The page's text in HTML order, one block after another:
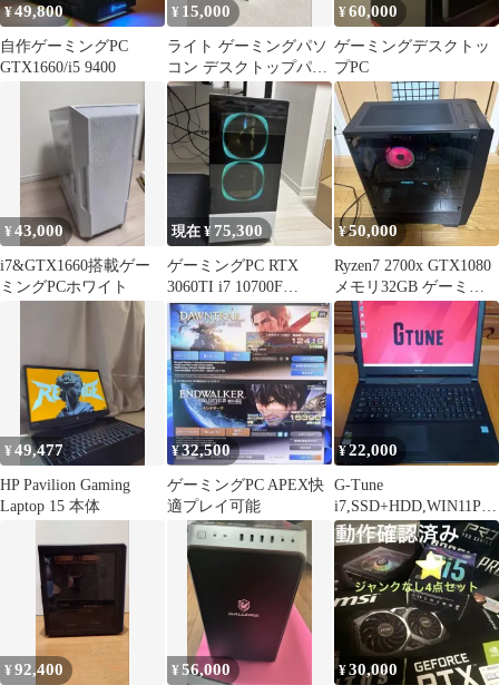
¥49,800
自作ゲーミングPC
GTX1660/i5 9400
¥ 15,000
ライト ゲーミングパソ
コン デスクトップパソ
コン PC
¥60,000
ゲーミングデスクトッ
プPC
¥43,000
i7&GTX1660搭載ゲー
ミングPCホワイト
現在 ¥ 75,300
ゲーミングPC RTX
3060TI i7 10700F
RAM32GB
¥50,000
Ryzen7 2700x GTX1080
メモリ32GB ゲーミン
グPC
¥49,477
HP Pavilion Gaming
Laptop 15 本体
¥32,500
ゲーミングPC APEX快
適プレイ可能
¥22,000
G-Tune
i7,SSD+HDD,WIN11PR
O FHD,BD
¥92,400 ¥56,000 ¥30,000